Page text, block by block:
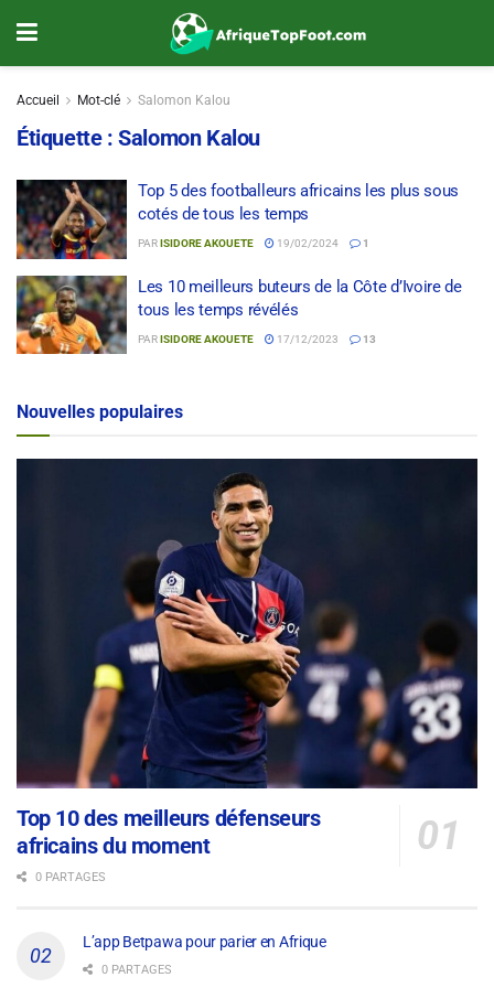
Accueil Mot-clé Salomon Kalou
Étiquette :Salomon Kalou
Top 5 des footballeurs africains les plus sous
cotés de tous les temps
PARISIDORE AKOUETE 19/02/2024 1
Les 10 meilleurs buteurs de la Côte d’Ivoire de
tous les temps révélés
PARISIDORE AKOUETE 17/12/2023 13
Nouvelles populaires
Top 10 des meilleurs défenseurs
africains du moment
0 PARTAGES
L’app Betpawa pour parier en Afrique
0 PARTAGES